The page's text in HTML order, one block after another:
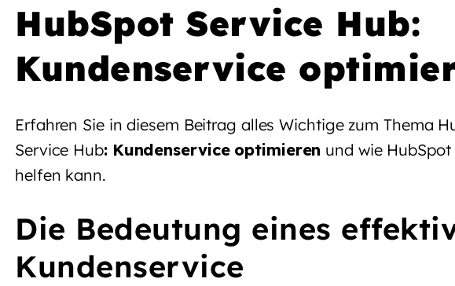
HubSpot Service Hub:
Kundenservice
Erfahren Sie in diesem Beitrag alles Wichtige zum Thema
Service Hub: Kundenservice optimieren und wie
helfen kann.
Die Bedeutung eines
Kundenservice